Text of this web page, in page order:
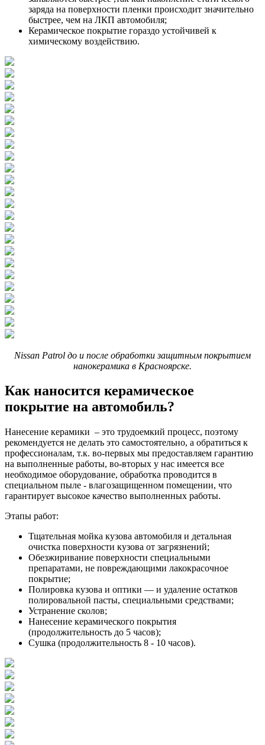
заряда на поверхности пленки происходит значительно
быстрее, чем на ЛКП автомобиля;
Керамическое покрытие гораздо устойчивей к
химическому воздействию.
Nissan Patrol до и после обработки защитным покрытием
нанокерамика в Красноярске.
Как наносится керамическое
покрытие на автомобиль?
Нанесение керамики – это трудоемкий процесс, поэтому
рекомендуется не делать это самостоятельно, а обратиться к
профессионалам, т.к. во-первых мы предоставляем гарантию
на выполненные работы, во-вторых у нас имеется все
необходимое оборудование, обработка проводится в
специальном пыле - влагозащищенном помещении, что
гарантирует высокое качество выполненных работы.
Этапы работ:
Тщательная мойка кузова автомобиля и детальная
очистка поверхности кузова от загрязнений;
Обезжиривание поверхности специальными
препаратами, не повреждающими лакокрасочное
покрытие;
Полировка кузова и оптики — и удаление остатков
полировальной пасты, специальными средствами;
Устранение сколов;
Нанесение керамического покрытия
(продолжительность до 5 часов);
Сушка (продолжительность 8 - 10 часов).